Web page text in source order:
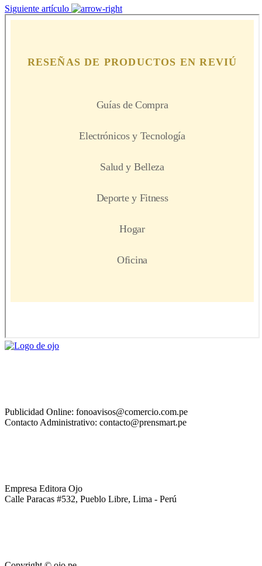
Siguiente artículo
Publicidad Online: fonoavisos@comercio.com.pe
Contacto Administrativo: contacto@prensmart.pe
Empresa Editora Ojo
Calle Paracas #532, Pueblo Libre, Lima - Perú